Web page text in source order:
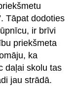
Tāpat dodoties
ir brīvi
priekšmeta
ka
daļai skolu tas
jau strādā.